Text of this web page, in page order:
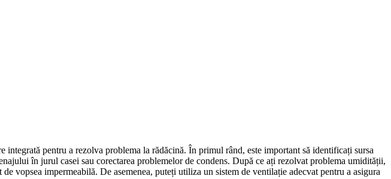
pentru a rezolva problema la rădăcină. În primul rând, este important să identificați sursa
în jurul casei sau corectarea problemelor de condens. După ce ați rezolvat problema umidității,
vopsea impermeabilă. De asemenea, puteți utiliza un sistem de ventilație adecvat pentru a asigura